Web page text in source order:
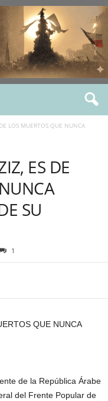
LOS MUERTOS QUE NUNCA
ES DE
SU
1
QUE NUNCA
de la República Árabe
del Frente Popular de